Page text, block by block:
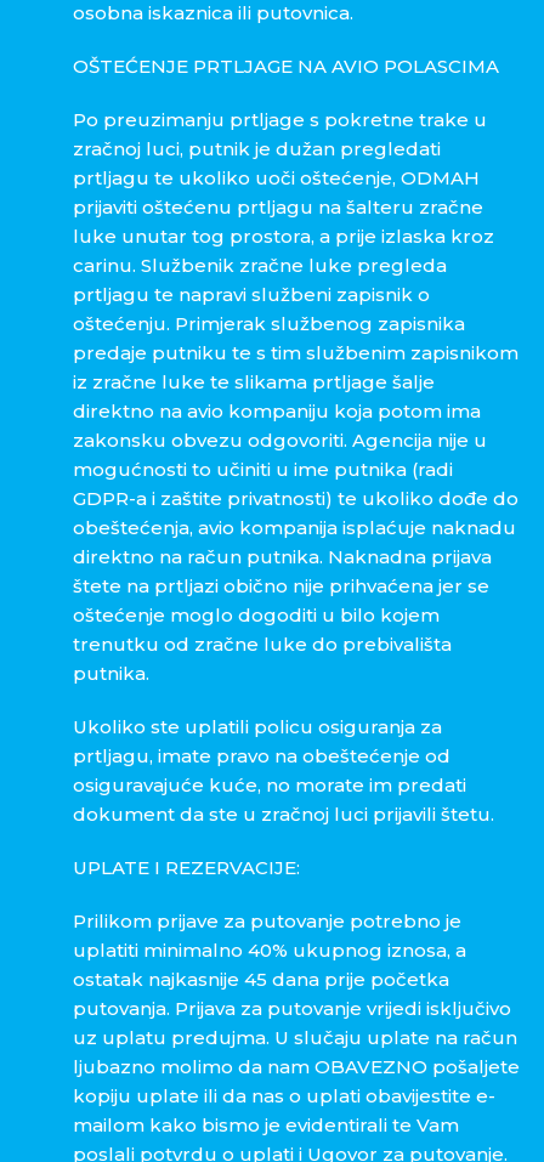
osobna iskaznica ili putovnica.
OŠTEĆENJE PRTLJAGE NA AVIO POLASCIMA
Po preuzimanju prtljage s pokretne trake u
zračnoj luci, putnik je dužan pregledati
prtljagu te ukoliko uoči oštećenje, ODMAH
prijaviti oštećenu prtljagu na šalteru zračne
luke unutar tog prostora, a prije izlaska kroz
carinu. Službenik zračne luke pregleda
prtljagu te napravi službeni zapisnik o
oštećenju. Primjerak službenog zapisnika
predaje putniku te s tim službenim zapisnikom
iz zračne luke te slikama prtljage šalje
direktno na avio kompaniju koja potom ima
zakonsku obvezu odgovoriti. Agencija nije u
mogućnosti to učiniti u ime putnika (radi
GDPR-a i zaštite privatnosti) te ukoliko dođe do
obeštećenja, avio kompanija isplaćuje naknadu
direktno na račun putnika. Naknadna prijava
štete na prtljazi obično nije prihvaćena jer se
oštećenje moglo dogoditi u bilo kojem
trenutku od zračne luke do prebivališta
putnika.
Ukoliko ste uplatili policu osiguranja za
prtljagu, imate pravo na obeštećenje od
osiguravajuće kuće, no morate im predati
dokument da ste u zračnoj luci prijavili štetu.
UPLATE I REZERVACIJE:
Prilikom prijave za putovanje potrebno je
uplatiti minimalno 40% ukupnog iznosa, a
ostatak najkasnije 45 dana prije početka
putovanja. Prijava za putovanje vrijedi isključivo
uz uplatu predujma. U slučaju uplate na račun
ljubazno molimo da nam OBAVEZNO pošaljete
kopiju uplate ili da nas o uplati obavijestite e-
mailom kako bismo je evidentirali te Vam
poslali potvrdu o uplati i Ugovor za putovanje.